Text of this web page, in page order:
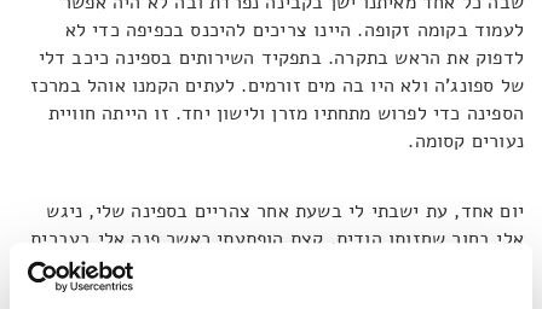
לעמוד בקומה זקופה. היינו צריכים להיכנס בכפיפה כדי לא
לדפוק את הראש בתקרה. בתפקיד השירותים בספינה כיכב דלי
של ספונג'ה ולא היו בה מים זורמים. לעתים הקמנו אוהל במרכז
הספינה כדי לפרוש מתחתיו מזרן ולישון יחד. זו הייתה חוויית
נעורים קסומה.
יום אחד, עת ישבתי לי בשעת אחר צהריים בספינה שלי, ניגש
אלי בחור שחזותו הודית. קצת הופתעתי כאשר פנה אלי בעברית
ושאל, "מוכר את הספינה?" כבר הייתי רגיל לאנשים ששולפים
מהר מדי את השאלה כמה עולה המכונית או היאכטה. הייתה לי